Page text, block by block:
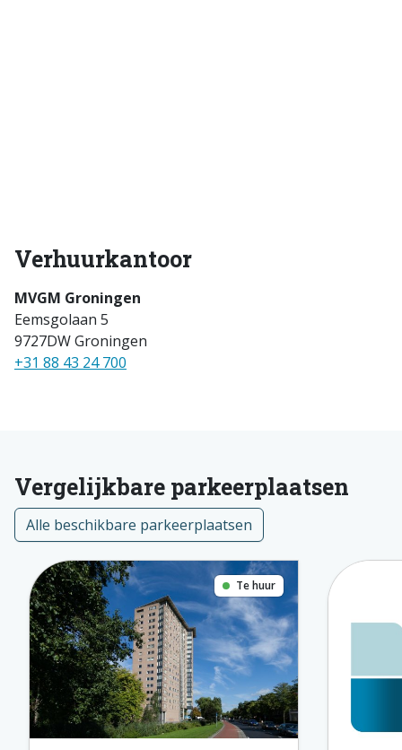
Verhuurkantoor
MVGM Groningen
Eemsgolaan 5
9727DW Groningen
+31 88 43 24 700
Vergelijkbare parkeerplaatsen
Alle beschikbare parkeerplaatsen
Te huur